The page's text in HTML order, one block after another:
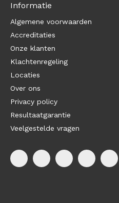
Informatie
Algemene voorwaarden
Accreditaties
Onze klanten
Klachtenregeling
Locaties
Over ons
Privacy policy
Resultaatgarantie
Veelgestelde vragen